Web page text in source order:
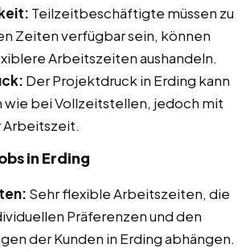
Teilzeitbeschäftigte müssen zu
Zeiten verfügbar sein, können
Arbeitszeiten aushandeln.
Der Projektdruck in Erding kann
wie bei Vollzeitstellen, jedoch mit
in Erding
Sehr flexible Arbeitszeiten, die
Präferenzen und den
der Kunden in Erding abhängen.